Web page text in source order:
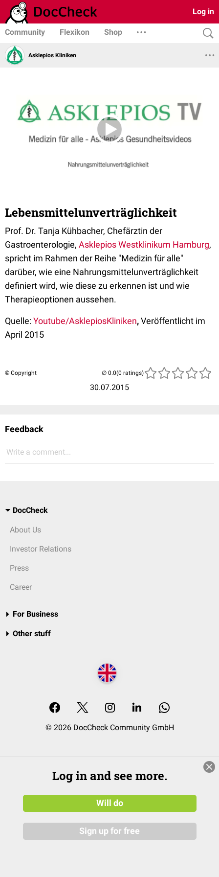
Log in
Community Flexikon Shop
Asklepios Kliniken
Lebensmittelunverträglichkeit
Prof. Dr. Tanja Kühbacher, Chefärztin der
Gastroenterologie, Asklepios Westklinikum Hamburg,
spricht im Rahmen der Reihe "Medizin für alle"
darüber, wie eine Nahrungsmittelunverträglichkeit
definiert wird, wie diese zu erkennen ist und wie
Therapieoptionen aussehen.
Quelle:Youtube/AsklepiosKliniken,Veröffentlicht im
April 2015
© Copyright
30.07.2015
(0 ratings)
Feedback
Write a comment...
DocCheck
About Us
Investor Relations
Press
Career
For Business
Other stuff
© 2026 DocCheck Community GmbH
Log in and see more.
Will do
Sign up for free